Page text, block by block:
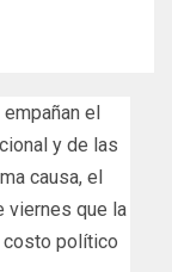
el
y de las
causa, el
viernes que la
costo político